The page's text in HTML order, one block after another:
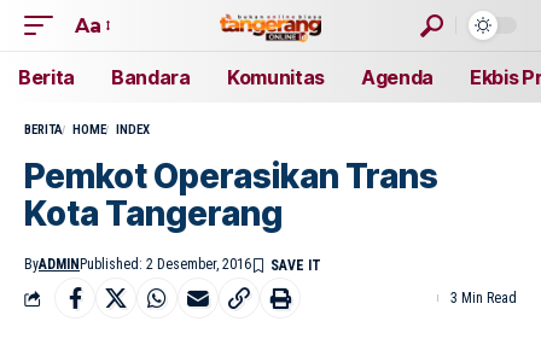
Aa
Berita Bandara Komunitas Agenda Ekbis
BERITA HOME INDEX
Pemkot Operasikan Trans
Kota Tangerang
ByADMIN Published: 2 Desember, 2016
3 Min Read